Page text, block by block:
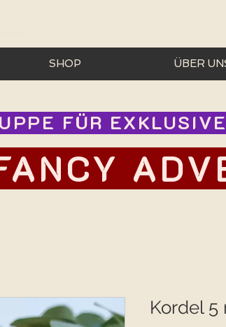
SHOP ÜBER
FÜR
Kordel